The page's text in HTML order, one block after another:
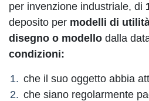
per invenzione industriale, di
deposito per modelli di
disegno o modello dalla
condizioni:
che il suo oggetto abbia
che siano regolarmente